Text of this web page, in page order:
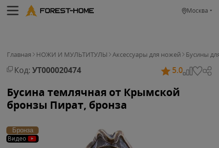
Москва
Главная НОЖИ И МУЛЬТИТУЛЫ Аксессуары для ножей Бусины
Код: УТ000020474 5.0
Бусина темлячная от Крымской
бронзы Пират, бронза
Бронза
Видео